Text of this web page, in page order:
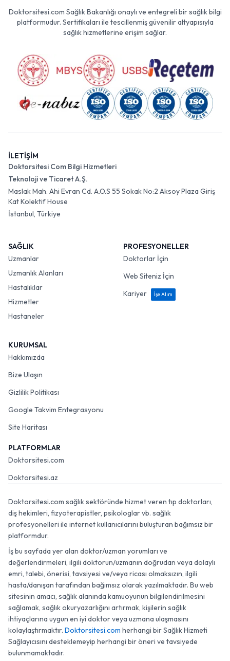
Doktorsitesi.com Sağlık Bakanlığı onaylı ve entegreli bir sağlık bilgi
platformudur. Sertifikaları ile tescillenmiş güvenilir altyapısıyla
sağlık hizmetlerine erişim sağlar.
İLETİŞİM
Doktorsitesi Com Bilgi Hizmetleri
Teknoloji ve Ticaret A.Ş.
Maslak Mah. Ahi Evran Cd. A.O.S 55 Sokak No:2 Aksoy Plaza Giriş
Kat Kolektif House
İstanbul, Türkiye
SAĞLIK
Uzmanlar
Uzmanlık Alanları
Hastalıklar
Hizmetler
Hastaneler
PROFESYONELLER
Doktorlar İçin
Web Siteniz İçin
Kariyer
İşe Alım
KURUMSAL
Hakkımızda
Bize Ulaşın
Gizlilik Politikası
Google Takvim Entegrasyonu
Site Haritası
PLATFORMLAR
Doktorsitesi.com
Doktorsitesi.az
Doktorsitesi.com sağlık sektöründe hizmet veren tıp doktorları,
diş hekimleri, fizyoterapistler, psikologlar vb. sağlık
profesyonelleri ile internet kullanıcılarını buluşturan bağımsız bir
platformdur.
İş bu sayfada yer alan doktor/uzman yorumları ve
değerlendirmeleri, ilgili doktorun/uzmanın doğrudan veya dolaylı
emri, talebi, önerisi, tavsiyesi ve/veya ricası olmaksızın, ilgili
hasta/danışan tarafından bağımsız olarak yazılmaktadır. Bu web
sitesinin amacı, sağlık alanında kamuoyunun bilgilendirilmesini
sağlamak, sağlık okuryazarlığını artırmak, kişilerin sağlık
ihtiyaçlarına uygun en iyi doktor veya uzmana ulaşmasını
kolaylaştırmaktır. Doktorsitesi.com herhangi bir Sağlık Hizmeti
Sağlayıcısını desteklemeyip herhangi bir öneri ve tavsiyede
bulunmamaktadır.